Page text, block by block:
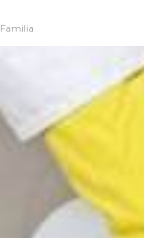
Familia